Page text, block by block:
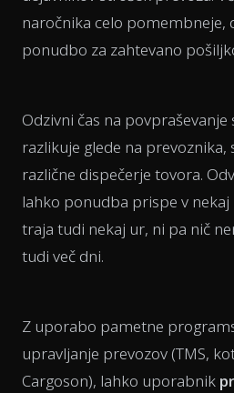
naročnika celo pomembneje,
ponudbo za zahtevano
Odzivni čas na
razlikuje glede na
različne dispečerje tovora.
lahko ponudba prispe v
traja tudi nekaj ur, ni pa nič
tudi več dni.
Z uporabo pametne
upravljanje prevozov (TMS,
Cargoson), lahko uporabnik